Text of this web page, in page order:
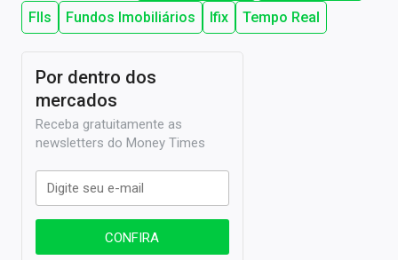
FIIs
Fundos Imobiliários Ifix Tempo Real
Por dentro dos
mercados
Receba gratuitamente as
newsletters do Money Times